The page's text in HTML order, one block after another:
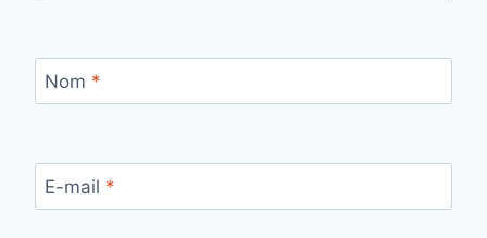
Nom *
E-mail *